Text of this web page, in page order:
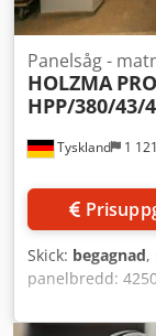
Tyskland 1
Panelsåg -
HOLZMA
HPP/380/43/
Skick: begagnad,
panelbredd:
utstick för
Credpfx Ahsy